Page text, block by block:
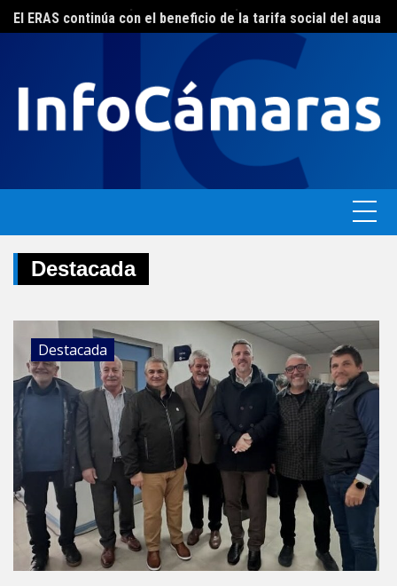
Skip
to
El ERAS continúa con el beneficio de la tarifa social del agua
Destacada
Destacada